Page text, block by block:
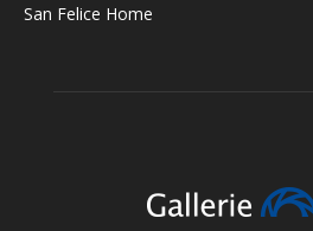
San Felice Home